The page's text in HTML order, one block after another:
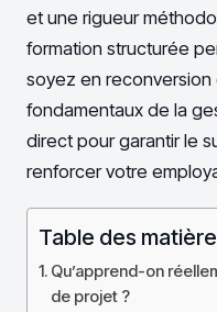
et une rigueur
formation structurée
soyez en reconversion
fondamentaux de la
direct pour garantir le
renforcer votre
Table des
Qu’apprend-on
de projet ?